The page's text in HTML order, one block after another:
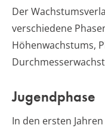
Der
verschiedene
Höhenwachstums,
Jugendphase
In den ersten